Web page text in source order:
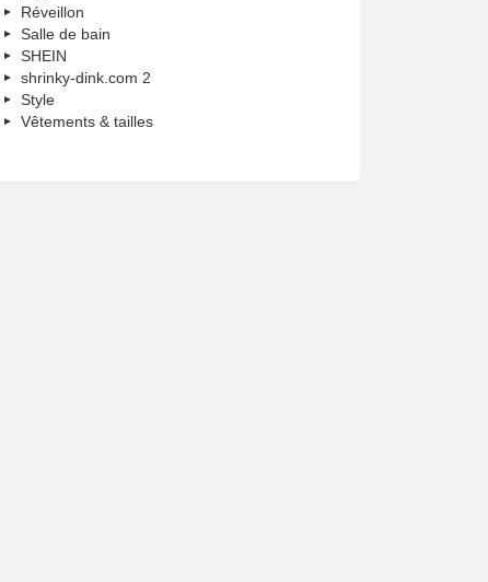
Réveillon
Salle de bain
SHEIN
shrinky-dink.com 2
Style
Vêtements & tailles